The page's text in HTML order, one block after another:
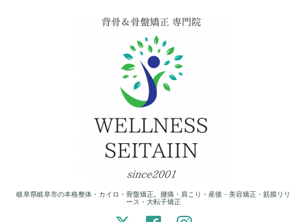
岐阜県岐阜市の本格整体・カイロ・骨盤矯正。腰痛・肩こり・産後・美容矯正・筋膜リリ
ース・大転子矯正